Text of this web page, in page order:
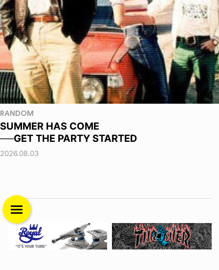
RANDOM
SUMMER HAS COME
──GET THE PARTY STARTED
2026.08.03